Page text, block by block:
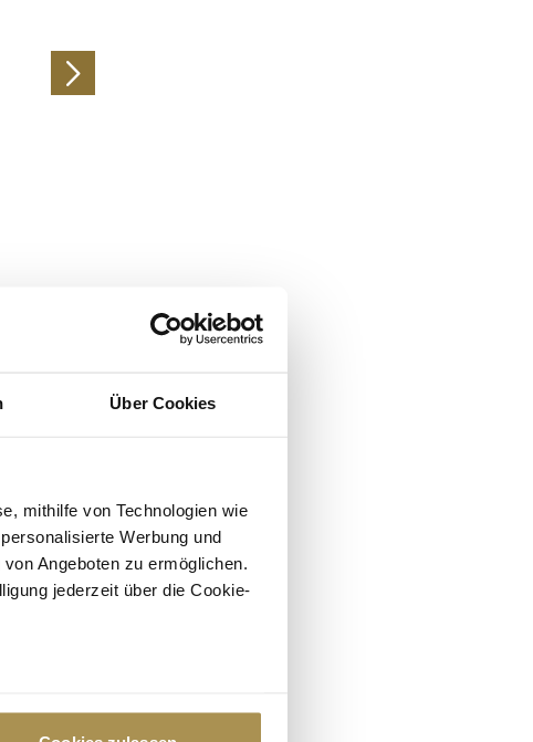
Über Cookies
mithilfe von Technologien wie
Werbung und
Angeboten zu ermöglichen.
jederzeit über die Cookie-